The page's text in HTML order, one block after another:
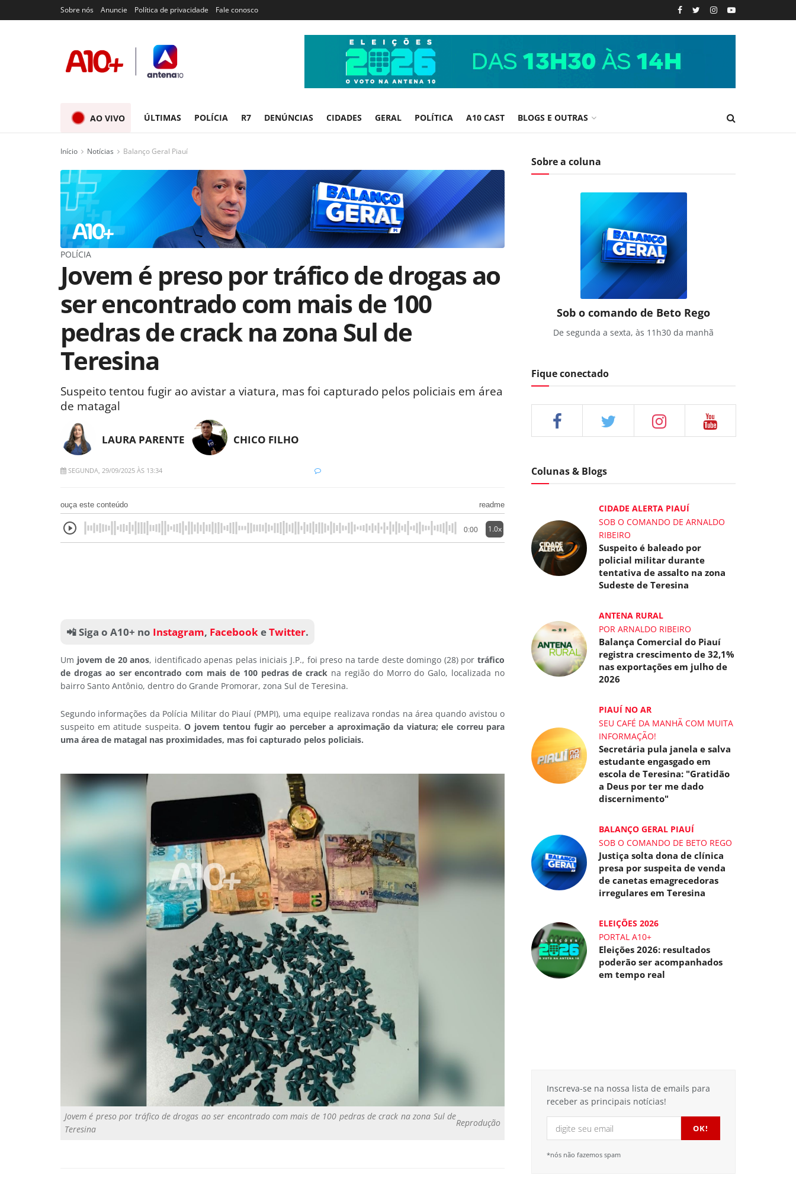
Sobre nós Anuncie Política de privacidade Fale conosco
AO VIVO ÚLTIMAS POLÍCIA R7 DENÚNCIAS CIDADES GERAL POLÍTICA A10 CAST BLOGS E OUTRAS
Início Notícias Balanço Geral Piauí
POLÍCIA
Jovem é preso por tráfico de drogas ao
ser encontrado com mais de 100
pedras de crack na zona Sul de
Teresina
Suspeito tentou fugir ao avistar a viatura, mas foi capturado pelos policiais em área
de matagal
LAURA PARENTE CHICO FILHO
SEGUNDA, 29/09/2025 ÀS 13:34
ouça este conteúdo readme
0:00 1.0x
📲 Siga o A10+ no Instagram, FacebookeTwitter.
Um jovem de 20 anos, identificado apenas pelas iniciais J.P., foi preso na tarde deste domingo (28) portráfico
de drogas ao ser encontrado com mais de 100 pedras de crack na região do Morro do Galo, localizada no
bairro Santo Antônio, dentro do Grande Promorar, zona Sul de Teresina.
Segundo informações da Polícia Militar do Piauí (PMPI), uma equipe realizava rondas na área quando avistou o
suspeito em atitude suspeita. O jovem tentou fugir ao perceber a aproximação da viatura; ele correu para
uma área de matagal nas proximidades, mas foi capturado pelos policiais.
Jovem é preso por tráfico de drogas ao ser encontrado com mais de 100 pedras de crack na zona Sul de
Teresina
Reprodução
Sobre a coluna
Sob o comando de Beto Rego
De segunda a sexta, às 11h30 da manhã
Fique conectado
Colunas & Blogs
CIDADE ALERTA PIAUÍ
SOB O COMANDO DE ARNALDO
RIBEIRO
Suspeito é baleado por
policial militar durante
tentativa de assalto na zona
Sudeste de Teresina
ANTENA RURAL
POR ARNALDO RIBEIRO
Balança Comercial do Piauí
registra crescimento de 32,1%
nas exportações em julho de
2026
PIAUÍ NO AR
SEU CAFÉ DA MANHÃ COM MUITA
INFORMAÇÃO!
Secretária pula janela e salva
estudante engasgado em
escola de Teresina: "Gratidão
a Deus por ter me dado
discernimento"
BALANÇO GERAL PIAUÍ
SOB O COMANDO DE BETO REGO
Justiça solta dona de clínica
presa por suspeita de venda
de canetas emagrecedoras
irregulares em Teresina
ELEIÇÕES 2026
PORTAL A10+
Eleições 2026: resultados
poderão ser acompanhados
em tempo real
Inscreva-se na nossa lista de emails para
receber as principais notícias!
*nós não fazemos spam